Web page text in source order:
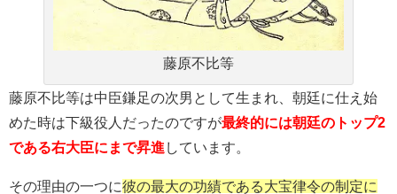
藤原不比等
藤原不比等は中臣鎌足の次男として生まれ、朝廷に仕え始
めた時は下級役人だったのですが最終的には朝廷のトップ2
である右大臣にまで昇進 しています。
その理由の一つに彼の最大の功績である大宝律令の制定に